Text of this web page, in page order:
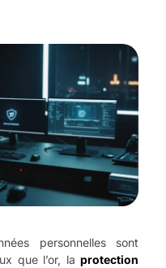
personnelles sont
que l’or, la protection